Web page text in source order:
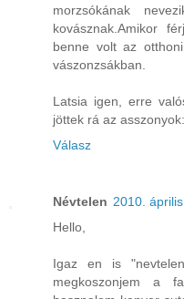
morzsókának
kovásznak.Amikor
benne volt az
vászonzsákban.
Latsia igen, erre
jöttek rá az
Válasz
Névtelen 2010.
Hello,
Igaz en is
megkoszonjem a